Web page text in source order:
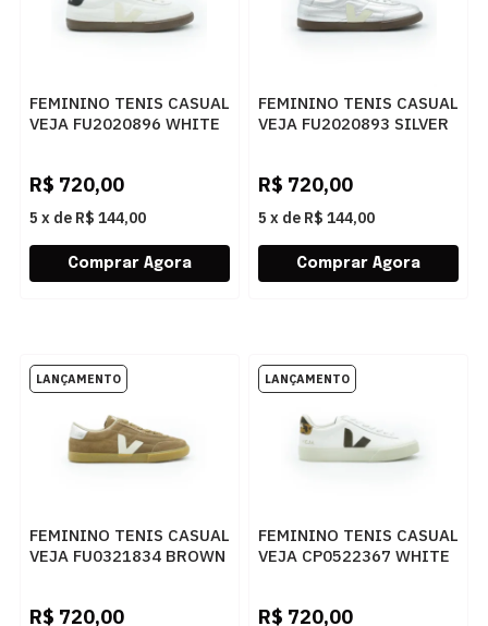
FEMININO TENIS CASUAL
VEJA FU2020896 WHITE
R$ 720,00
5 x de R$ 144,00
FEMININO TENIS CASUAL
VEJA FU2020893 SILVER
R$ 720,00
5 x de R$ 144,00
FEMININO TENIS CASUAL
VEJA FU0321834 BROWN
R$ 720,00
FEMININO TENIS CASUAL
VEJA CP0522367 WHITE
R$ 720,00